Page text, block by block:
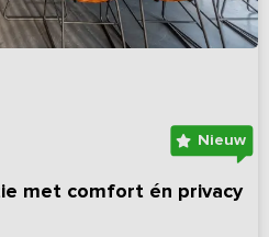
Nieuw
met comfort én privacy